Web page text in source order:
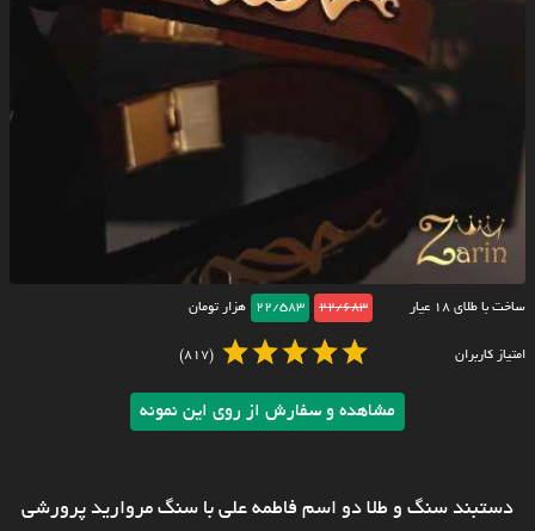
ساخت با طلای ۱۸ عیار 22/683
22/583 هزار تومان
امتیاز کاربران (817)
مشاهده و سفارش از روی این نمونه
دستبند سنگ و طلا دو اسم فاطمه علی با سنگ مروارید پرورشی